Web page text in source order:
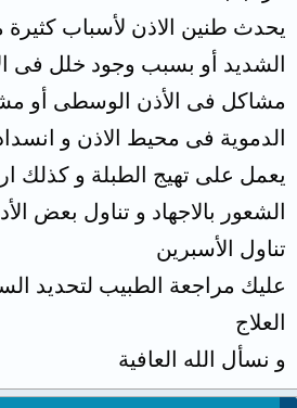
يحدث طنين الاذن لأسباب
الشديد أو بسبب وجود خلل فى
مشاكل فى الأذن الوسطى أو
الدموية فى محيط الاذن و
يعمل على تهيج الطبلة و كذلك
الشعور بالاجهاد و تناول بعض
تناول الأسبرين
عليك مراجعة الطبيب لتحديد
العلاج
و نسأل الله العافية